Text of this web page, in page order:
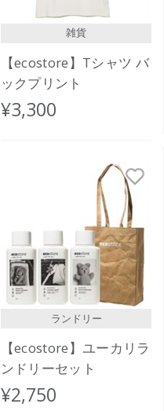
雑貨
【ecostore】Tシャツ バ
ックプリント
¥3,300
ランドリー
【ecostore】ユーカリラ
ンドリーセット
¥2,750